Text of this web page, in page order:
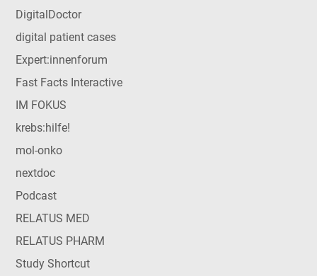
DigitalDoctor
digital patient cases
Expert:innenforum
Fast Facts Interactive
IM FOKUS
krebs:hilfe!
mol-onko
nextdoc
Podcast
RELATUS MED
RELATUS PHARM
Study Shortcut